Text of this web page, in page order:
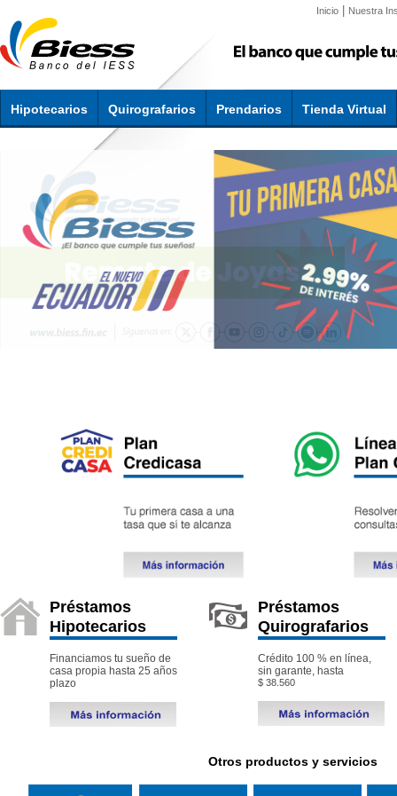
Inicio| Nuestra
Hipotecarios Quirografarios Prendarios Tienda Virtual
Préstamos
Hipotecarios
Financiamos tu sueño de
casa propia hasta 25 años
plazo
Préstamos
Quirografarios
Crédito 100 % en línea,
sin garante, hasta
$ 38.560
Otros productos y servicios